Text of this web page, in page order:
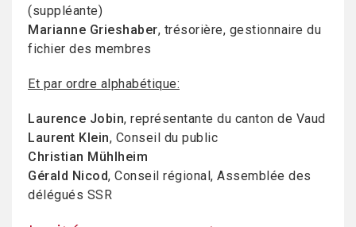
(suppléante)
Marianne Grieshaber, trésorière, gestionnaire du
fichier des membres
Et par ordre alphabétique:
Laurence Jobin, représentante du canton de Vaud
Laurent Klein, Conseil du public
Christian Mühlheim
Gérald Nicod, Conseil régional, Assemblée des
délégués SSR